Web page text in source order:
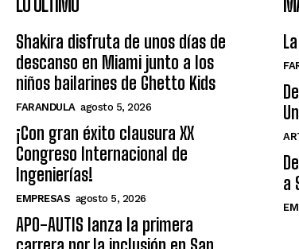
LO ÚLTIMO
Shakira disfruta de unos días de
descanso en Miami junto a los
niños bailarines de Ghetto Kids
FARANDULA agosto 5, 2026
¡Con gran éxito clausura XX
Congreso Internacional de
Ingenierías!
EMPRESAS agosto 5, 2026
APO-AUTIS lanza la primera
a